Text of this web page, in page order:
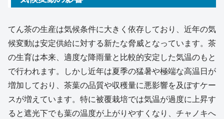
てん茶の生産は気候条件に大きく依存しており、近年の気
候変動は安定供給に対する新たな脅威となっています。茶
の生育は本来、適度な降雨量と比較的安定した気温のもと
で行われます。しかし近年は夏季の猛暑や極端な高温日が
増加しており、茶葉の品質や収穫量に悪影響を及ぼすケー
スが増えています。特に被覆栽培では気温が過度に上昇す
ると遮光下でも葉の温度が上がりやすくなり、チャノキへ